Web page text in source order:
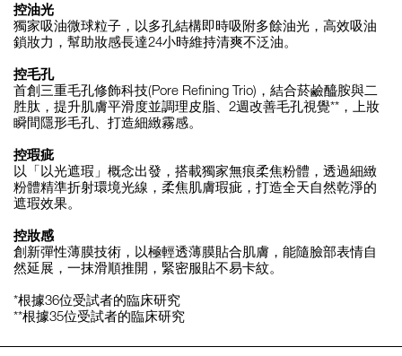
控油光
獨家吸油微球粒子，以多孔結構即時吸附多餘油光，高效吸油
鎖妝力，幫助妝感長達24小時維持清爽不泛油。
控毛孔
首創三重毛孔修飾科技(Pore Refining Trio)，結合菸鹼醯胺與二
胜肽，提升肌膚平滑度並調理皮脂、2週改善毛孔視覺**，上妝
瞬間隱形毛孔、打造細緻霧感。
控瑕疵
以「以光遮瑕」概念出發，搭載獨家無痕柔焦粉體，透過細緻
粉體精準折射環境光線，柔焦肌膚瑕疵，打造全天自然乾淨的
遮瑕效果。
控妝感
創新彈性薄膜技術，以極輕透薄膜貼合肌膚，能隨臉部表情自
然延展，一抹滑順推開，緊密服貼不易卡紋。
*根據36位受試者的臨床研究
**根據35位受試者的臨床研究